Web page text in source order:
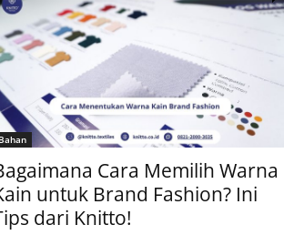
Bahan
Cara Memilih Warna
untuk Brand Fashion? Ini
dari Knitto!